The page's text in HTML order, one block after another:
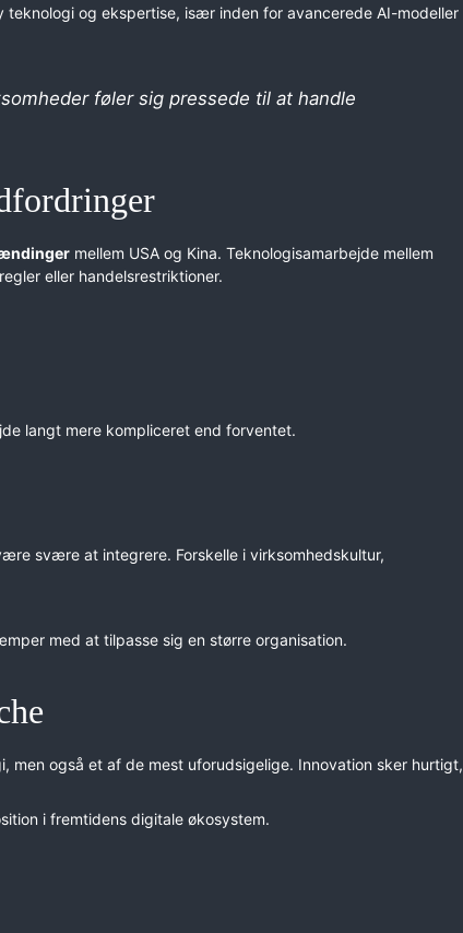
og ekspertise, især inden for avancerede AI-modeller
føler sig pressede til at handle
mellem USA og Kina. Teknologisamarbejde mellem
eller handelsrestriktioner.
langt mere kompliceret end forventet.
svære at integrere. Forskelle i virksomhedskultur,
med at tilpasse sig en større organisation.
men også et af de mest uforudsigelige. Innovation sker hurtigt,
i fremtidens digitale økosystem.